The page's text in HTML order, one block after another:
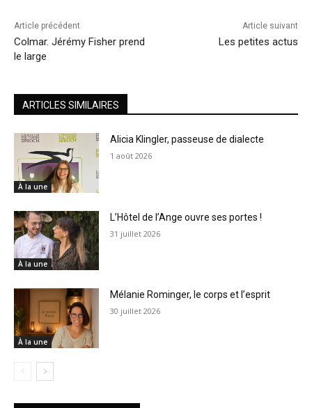
Article précédent
Colmar. Jérémy Fisher prend
le large
Article suivant
Les petites actus
ARTICLES SIMILAIRES
À la une
Alicia Klingler, passeuse de dialecte
1 août 2026
À la une
L’Hôtel de l’Ange ouvre ses portes !
31 juillet 2026
À la une
Mélanie Rominger, le corps et l’esprit
30 juillet 2026